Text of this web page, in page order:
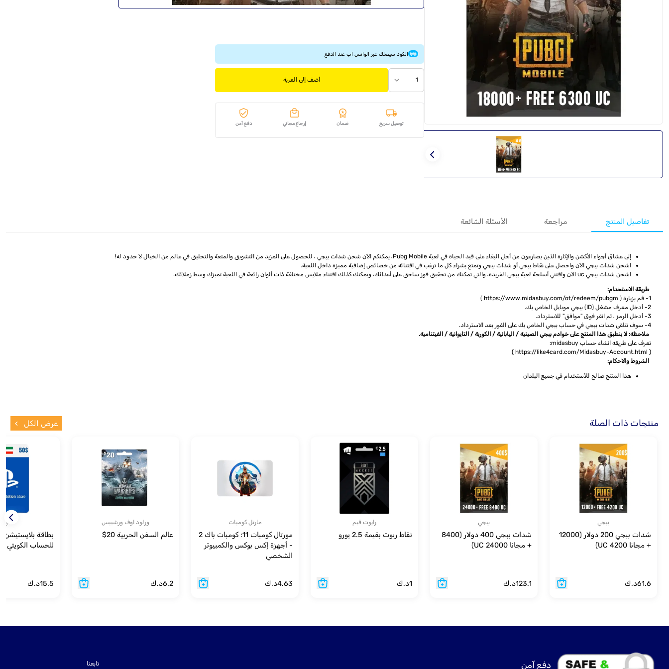
الكود سيصلك عبر الواتس اب عند الدفع
1 أضف إلى العربة
توصيل سريع ضمان إرجاع مجاني دفع آمن
تفاصيل المنتج مراجعة الأسئلة الشائعة
إلى عشاق أجواء الأكشن والإثارة الذين يصارعون من أجل البقاء على قيد الحياة في لعبة Pubg Mobile، يمكنكم الآن شحن شدات ببجي ، للحصول على المزيد من التشويق والمتعة والتحليق في عالم من الخيال لا حدود له!
اشحن شدات ببجي الآن واحصل على نقاط ببجي أو شدات ببجي وتمتع بشراء كل ما ترغب في اقتنائه من خصائص إضافية مميزة داخل اللعبة.
اشحن شدات ببجي uc الآن واقتني أسلحة لعبة ببجي الفريدة، والتي تمكنك من تحقيق فوز ساحق على أعدائك، ويمكنك كذلك اقتناء ملابس مختلفة ذات ألوان رائعة في اللعبة تميزك وسط زملائك.
طريقة الاستخدام:
1- قم بزيارة ( https://www.midasbuy.com/ot/redeem/pubgm )
2- أدخل معرف مشغل (ID) ببجي موبايل الخاص بك.
3- أدخل الرمز ، ثم انقر فوق "موافق" للاسترداد.
4- سوف تتلقى شدات ببجي في حساب ببجي الخاص بك على الفور بعد الاسترداد.
ملاحظة: لا ينطبق هذا المنتج على خوادم ببجي الصينية / اليابانية / الكورية / التايوانية / الفيتنامية.
تعرف على طريقة انشاء حساب midasbuy:
( https://like4card.com/Midasbuy-Account.html )
الشروط والاحكام:
هذا المنتج صالح للأستخدام في جميع البلدان
منتجات ذات الصلة عرض الكل
ببجي
شدات ببجي 200 دولار (12000
+ مجانا 4200 UC)
61.6د.ك
ببجي
شدات ببجي 400 دولار (8400
+ مجانا 24000 UC)
123.1د.ك
رايوت قيم
نقاط ريوت بقيمة 2.5 يورو
1د.ك
مارتل كومبات
مورتال كومبات 11: كومبات باك 2
- أجهزة إكس بوكس والكمبيوتر
الشخصي
4.63د.ك
ورلود اوف ورشيبس
عالم السفن الحربية 20$
6.2د.ك
للحساب الكويتي
15.5د.ك
دفع آمن تابعنا